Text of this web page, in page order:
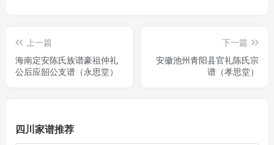
上一篇
海南定安陈氏族谱豪祖仲礼
公后应韶公支谱（永思堂）
下一篇
安徽池州青阳县官礼陈氏宗
谱（孝思堂）
四川家谱推荐